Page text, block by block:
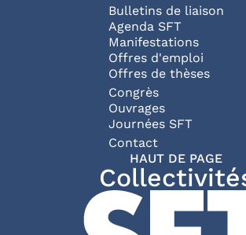
Bulletins de liaison
Agenda SFT
Manifestations
Offres d'emploi
Offres de thèses
Congrès
Ouvrages
Journées SFT
Pied de page
Contact
HAUT DE PAGE